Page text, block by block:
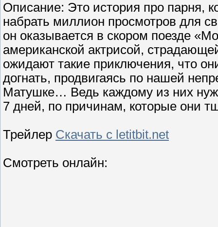
Описание: Это история про парня,
набрать миллион просмотров для
он оказывается в скором поезде
американской актрисой,
ожидают такие приключения, что
догнать, продвигаясь по нашей
Матушке… Ведь каждому из них
7 дней, по причинам, которые они
Трейлер Скачать с letitbit.net
Смотреть онлайн: